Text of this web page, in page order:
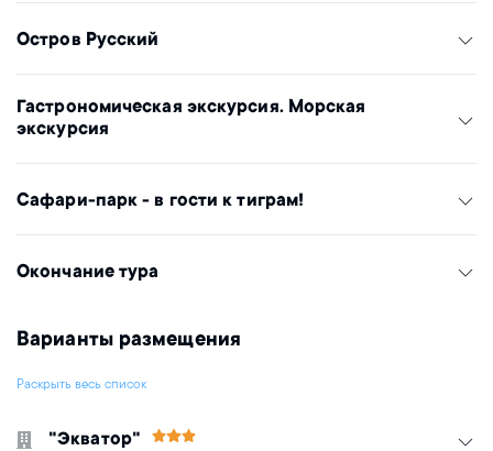
Остров Русский
Гастрономическая экскурсия. Морская
экскурсия
Сафари-парк - в гости к тиграм!
Окончание тура
Варианты размещения
Раскрыть весь список
"Экватор"